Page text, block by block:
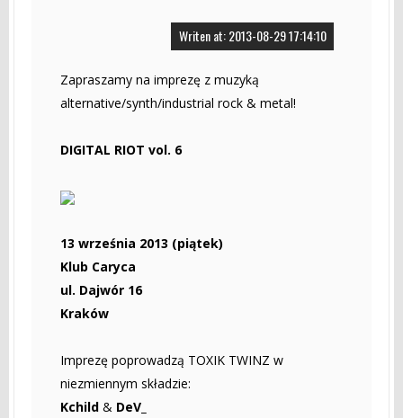
Writen at: 2013-08-29 17:14:10
Zapraszamy na imprezę z muzyką
alternative/synth/industrial rock & metal!
DIGITAL RIOT vol. 6
13 września 2013 (piątek)
Klub Caryca
ul. Dajwór 16
Kraków
Imprezę poprowadzą TOXIK TWINZ w
niezmiennym składzie:
Kchild & DeV_